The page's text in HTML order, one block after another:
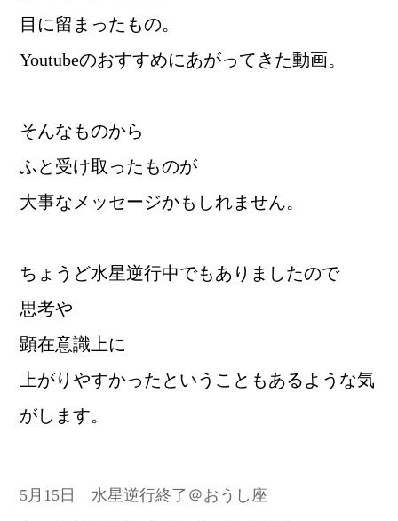
目に留まったもの。
Youtubeのおすすめにあがってきた動画。
そんなものから
ふと受け取ったものが
大事なメッセージかもしれません。
ちょうど水星逆行中でもありましたので
思考や
顕在意識上に
上がりやすかったということもあるような気
がします。
5月15日 水星逆行終了＠おうし座